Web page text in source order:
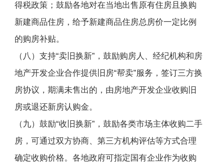
得税政策；鼓励各地对在当地出售原有住房且换购
新建商品住房，给予新建商品住房总房价一定比例
的购房补贴。
（八）支持“卖旧换新”，鼓励购房人、经纪机构和房
地产开发企业合作提供旧房“帮卖”服务，签订三方换
房协议，期满未售出的，由房地产开发企业收购旧
房或退还新房认购金。
（九）鼓励“收旧换新”，鼓励各类市场主体收购二手
房，可通过双方协商、第三方机构评估等方式合理
确定收购价格。各地政府可指定国有企业作为收购